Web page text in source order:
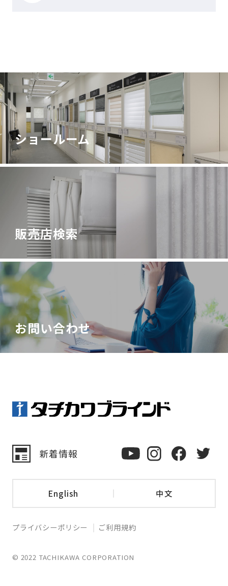
ショールーム
販売店検索
お問い合わせ
新着情報
English 中文
プライバシーポリシー ご利用規約
© 2022 TACHIKAWA CORPORATION